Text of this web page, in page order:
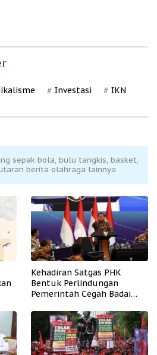
Investasi IKN
sepak bola, bulu tangkis, basket,
berita olahraga lainnya
Kehadiran Satgas PHK
Bentuk Perlindungan
Pemerintah Cegah Badai